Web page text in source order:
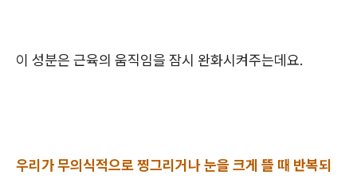
이 성분은 근육의 움직임을 잠시 완화시켜주는데요.
우리가 무의식적으로 찡그리거나 눈을 크게 뜰 때 반복되